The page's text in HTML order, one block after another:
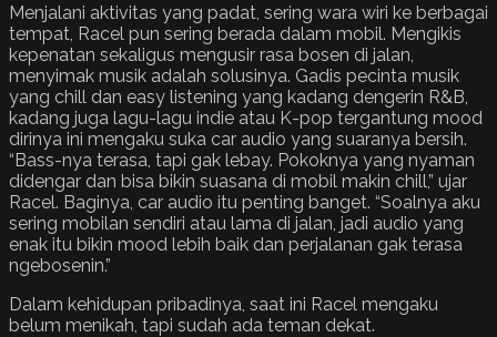
Menjalani aktivitas yang padat, sering wara wiri ke berbagai
tempat, Racel pun sering berada dalam mobil. Mengikis
kepenatan sekaligus mengusir rasa bosen di jalan,
menyimak musik adalah solusinya. Gadis pecinta musik
yang chill dan easy listening yang kadang dengerin R&B,
kadang juga lagu-lagu indie atau K-pop tergantung mood
dirinya ini mengaku suka car audio yang suaranya bersih.
“Bass-nya terasa, tapi gak lebay. Pokoknya yang nyaman
didengar dan bisa bikin suasana di mobil makin chill,” ujar
Racel. Baginya, car audio itu penting banget. “Soalnya aku
sering mobilan sendiri atau lama di jalan, jadi audio yang
enak itu bikin mood lebih baik dan perjalanan gak terasa
ngebosenin.”
Dalam kehidupan pribadinya, saat ini Racel mengaku
belum menikah, tapi sudah ada teman dekat.